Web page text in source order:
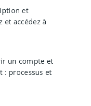
et
et accédez à
un compte et
: processus et